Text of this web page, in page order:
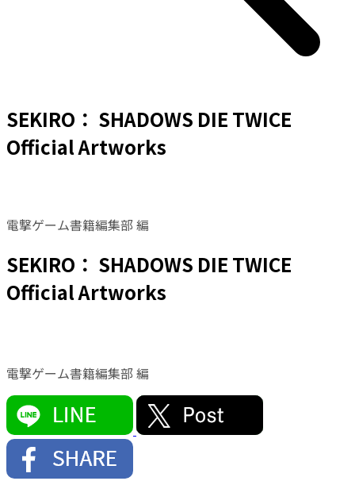
SEKIRO： SHADOWS DIE TWICE
Official Artworks
電撃ゲーム書籍編集部 編
SEKIRO： SHADOWS DIE TWICE
Official Artworks
電撃ゲーム書籍編集部 編